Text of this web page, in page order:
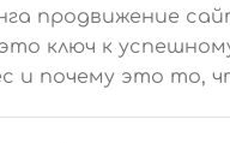
продвижение
ключ к
и почему это то,